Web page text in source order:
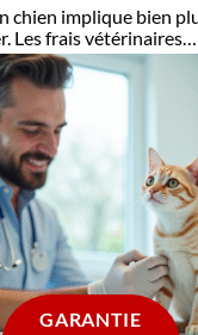
chien implique bien
Les frais vétérinaires
GARANTIE